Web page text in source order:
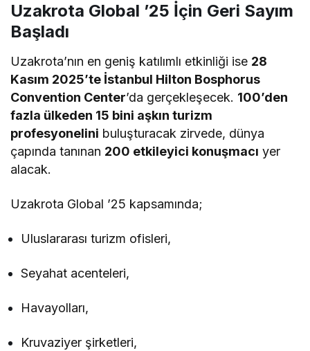
Uzakrota Global ’25 İçin Geri Sayım
Başladı
Uzakrota’nın en geniş katılımlı etkinliği ise 28
Kasım 2025’te İstanbul Hilton Bosphorus
Convention Center’da gerçekleşecek. 100’den
fazla ülkeden 15 bini aşkın turizm
profesyonelini buluşturacak zirvede, dünya
çapında tanınan 200 etkileyici konuşmacı yer
alacak.
Uzakrota Global ’25 kapsamında;
Uluslararası turizm ofisleri,
Seyahat acenteleri,
Havayolları,
Kruvaziyer şirketleri,